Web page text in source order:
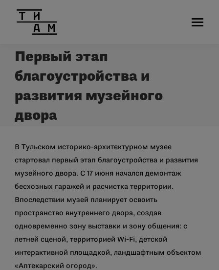
Первый этап
благоустройства и
развития музейного
двора
В Тульском историко-архитектурном музее
стартовал первый этап благоустройства и развития
музейного двора. С 17 июня начался демонтаж
бесхозных гаражей и расчистка территории.
Впоследствии музей планирует освоить
пространство внутреннего двора, создав
одновременно зону выставки и зону общения: с
летней сценой, территорией Wi-Fi, детской
интерактивной площадкой, ландшафтным объектом
«Аптекарский огород».